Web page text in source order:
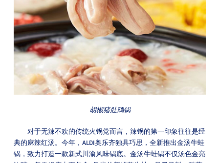
胡椒猪肚鸡锅
对于无辣不欢的传统火锅党而言，辣锅的第一印象往往是经
典的麻辣红汤。今年，ALDI奥乐齐独具巧思，全新推出金汤牛蛙
锅，致力打造一款新式川渝风味锅底。金汤牛蛙锅不仅汤色金亮